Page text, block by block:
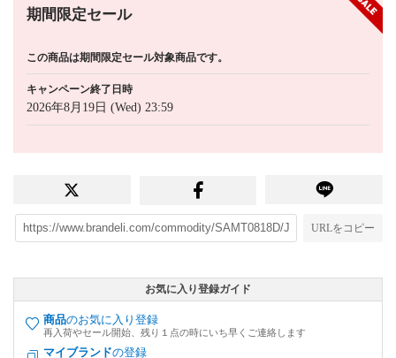
期間限定セール
この商品は期間限定セール対象商品です。
キャンペーン終了日時
2026年8月19日 (Wed) 23:59
URLをコピー
お気に入り登録ガイド
商品のお気に入り登録
再入荷やセール開始、残り１点の時にいち早くご連絡します
マイブランドの登録